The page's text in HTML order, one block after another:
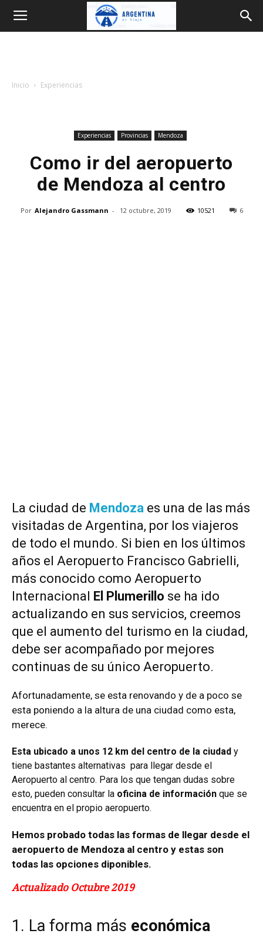
Argentina
Inicio Experiencias
Experiencias Provincias Mendoza
Como ir del aeropuerto
de Mendoza al centro
Por Alejandro Gassmann - 12 octubre, 2019 10521 6
La ciudad de Mendoza es una de las más
visitadas de Argentina, por los viajeros
de todo el mundo. Si bien en los últimos
años el Aeropuerto Francisco Gabrielli,
más conocido como Aeropuerto
Internacional El Plumerillo se ha ido
actualizando en sus servicios, creemos
que el aumento del turismo en la ciudad,
debe ser acompañado por mejores
continuas de su único Aeropuerto.
Afortunadamente, se esta renovando y de a poco se
esta poniendo a la altura de una ciudad como esta,
merece.
Esta ubicado a unos 12 km del centro de la ciudad y
tiene bastantes alternativas para llegar desde el
Aeropuerto al centro. Para los que tengan dudas sobre
esto, pueden consultar la oficina de información que se
encuentra en el propio aeropuerto.
Hemos probado todas las formas de llegar desde el
aeropuerto de Mendoza al centro y estas son
todas las opciones diponibles.
Actualizado Octubre 2019
1. La forma más económica